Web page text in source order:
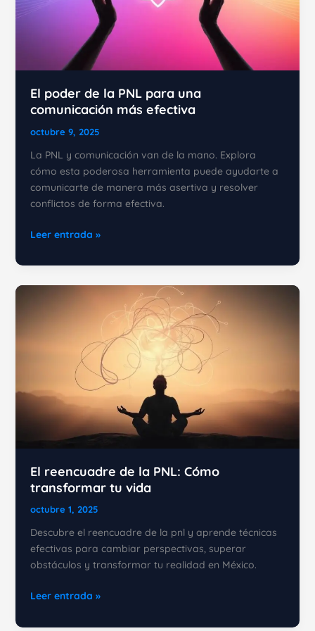
El poder de la PNL para una
comunicación más efectiva
octubre 9, 2025
La PNL y comunicación van de la mano. Explora
cómo esta poderosa herramienta puede ayudarte a
comunicarte de manera más asertiva y resolver
conflictos de forma efectiva.
El
de
la
comunicación
Leer entrada »
El reencuadre de la PNL: Cómo
transformar tu vida
octubre 1, 2025
Descubre el reencuadre de la pnl y aprende técnicas
efectivas para cambiar perspectivas, superar
obstáculos y transformar tu realidad en México.
El
de
Leer entrada »